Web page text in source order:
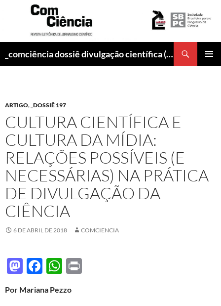
_comciência dossiê divulgação científica (abr/2018)
ARTIGO, _DOSSIÊ 197
CULTURA CIENTÍFICA E
CULTURA DA MÍDIA:
RELAÇÕES POSSÍVEIS (E
NECESSÁRIAS) NA PRÁTICA
DE DIVULGAÇÃO DA
CIÊNCIA
6 DE ABRIL DE 2018 COMCIENCIA
M
to
F
e
W
at
Por Mariana Pezzo